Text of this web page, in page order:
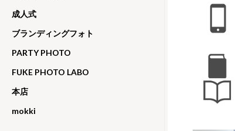
成人式
ブランディングフォト
PARTY PHOTO
FUKE PHOTO LABO
本店
mokki